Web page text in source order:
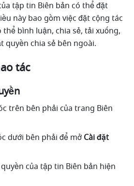
tập tin Biên bản có thể đặt
này bao gồm việc đặt cộng tác
bình luận, chia sẻ, tải xuống,
quyền chia sẻ bên ngoài.
tác
trên bên phải của trang Biên
dưới bên phải để mở Cài đặt
của tập tin Biên bản hiện